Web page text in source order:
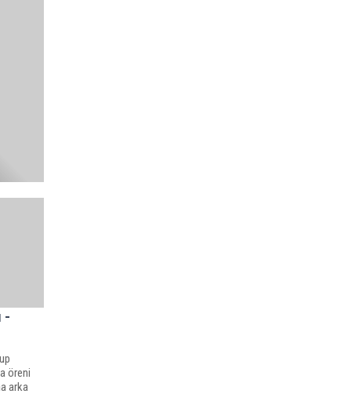
-
öreni
arka